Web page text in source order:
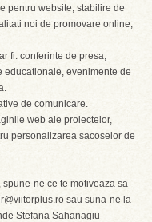
pentru website, stabilire de
noi de promovare online,
fi: conferinte de presa,
educationale, evenimente de
de comunicare.
web ale proiectelor,
personalizarea sacoselor de
ne ce te motiveaza sa
sau suna-ne la
Stefana Sahanagiu –